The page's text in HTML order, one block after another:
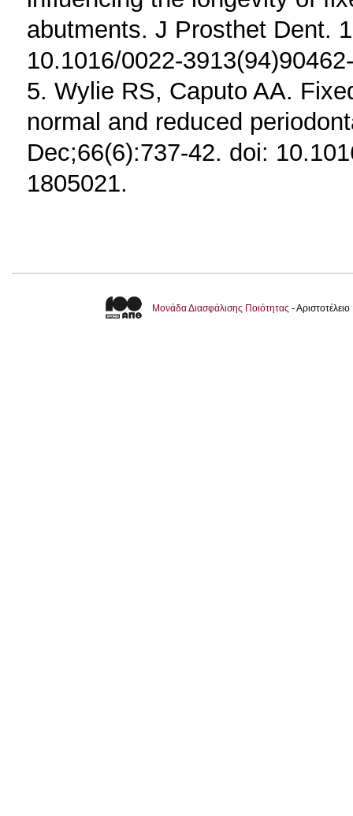
abutments. J Prosthet Dent.
10.1016/0022-
5. Wylie RS, Caputo AA.
normal and reduced
Dec;66(6):737-42. doi:
1805021.
Μονάδα Διασφάλισης Ποιότητας -